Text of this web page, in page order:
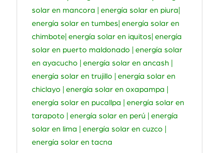
solar en mancora | energía solar en piura|
energía solar en tumbes| energía solar en
chimbote| energía solar en iquitos| energía
solar en puerto maldonado | energía solar
en ayacucho | energía solar en ancash |
energía solar en trujillo | energía solar en
chiclayo | energía solar en oxapampa |
energía solar en pucallpa | energía solar en
tarapoto | energía solar en perú | energía
solar en lima | energía solar en cuzco |
energía solar en tacna